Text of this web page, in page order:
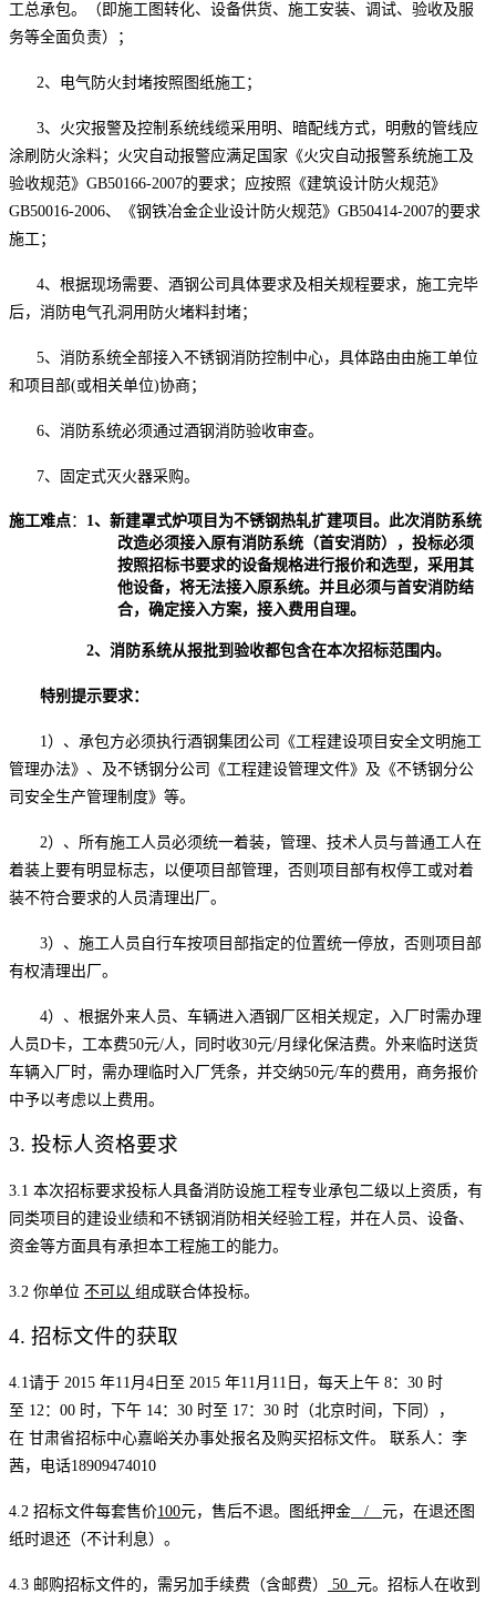
工总承包。（即施工图转化、设备供货、施工安装、调试、验收及服
务等全面负责）；
2、电气防火封堵按照图纸施工；
3、火灾报警及控制系统线缆采用明、暗配线方式，明敷的管线应
涂刷防火涂料；火灾自动报警应满足国家《火灾自动报警系统施工及
验收规范》GB50166-2007的要求；应按照《建筑设计防火规范》
GB50016-2006、《钢铁冶金企业设计防火规范》 GB50414-2007的要求
施工；
4、根据现场需要、酒钢公司具体要求及相关规程要求，施工完毕
后，消防电气孔洞用防火堵料封堵；
5、消防系统全部接入不锈钢消防控制中心，具体路由由施工单位
和项目部(或相关单位)协商；
6、消防系统必须通过酒钢消防验收审查。
7、固定式灭火器采购。
施工难点： 1、新建罩式炉项目为不锈钢热轧扩建项目。此次消防系统
改造必须接入原有消防系统（首安消防），投标必须
按照招标书要求的设备规格进行报价和选型，采用其
他设备，将无法接入原系统。并且必须与首安消防结
合，确定接入方案，接入费用自理。
2、消防系统从报批到验收都包含在本次招标范围内。
特别提示要求：
1）、承包方必须执行酒钢集团公司《工程建设项目安全文明施工
管理办法》、及不锈钢分公司《工程建设管理文件》及《不锈钢分公
司安全生产管理制度》等。
2）、所有施工人员必须统一着装，管理、技术人员与普通工人在
着装上要有明显标志，以便项目部管理，否则项目部有权停工或对着
装不符合要求的人员清理出厂。
3）、施工人员自行车按项目部指定的位置统一停放，否则项目部
有权清理出厂。
4）、根据外来人员、车辆进入酒钢厂区相关规定，入厂时需办理
人员D卡，工本费50元/人，同时收30元/月绿化保洁费。外来临时送货
车辆入厂时，需办理临时入厂凭条，并交纳50元/车的费用，商务报价
中予以考虑以上费用。
3. 投标人资格要求
3.1 本次招标要求投标人具备消防设施工程专业承包二级以上资质，有
同类项目的建设业绩和不锈钢消防相关经验工程， 并在人员、设备、
资金等方面具有承担本工程施工的能力。
3.2 你单位 不可以 组成联合体投标。
4. 招标文件的获取
4.1请于 2015 年11月 4 日至 2015 年11月 11 日，每天上午 8： 30 时
至 12： 00 时，下午 14： 30 时至 17： 30 时（北京时间，下同），
在 甘肃省招标中心嘉峪关办事处报名及购买招标文件。 联系人：李
茜，电话18909474010
4.2 招标文件每套售价100元，售后不退。图纸押金 / 元，在退还图
纸时退还（不计利息）。
4.3 邮购招标文件的，需另加手续费 （含邮费） 50 元。招标人在收到